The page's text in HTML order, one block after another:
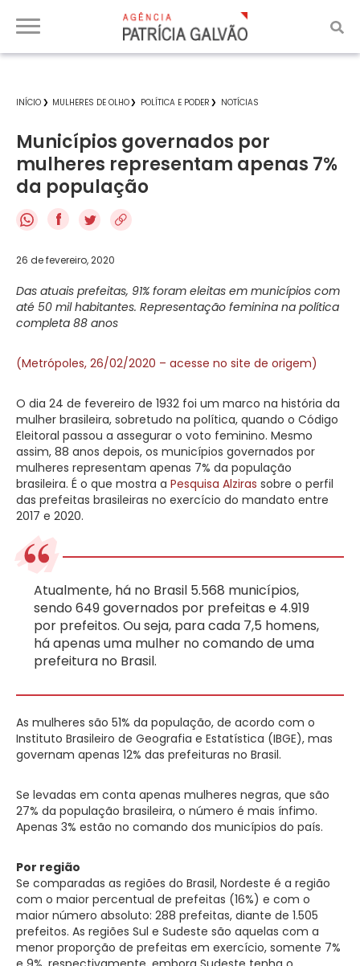
INÍCIO MULHERES DE OLHO POLÍTICA E PODER NOTÍCIAS
Municípios governados por
mulheres representam apenas 7%
da população
f
26 de fevereiro, 2020
Das atuais prefeitas, 91% foram eleitas em municípios com
até 50 mil habitantes. Representação feminina na política
completa 88 anos
(Metrópoles, 26/02/2020 – acesse no site de origem)
O dia 24 de fevereiro de 1932 foi um marco na história da
mulher brasileira, sobretudo na política, quando o Código
Eleitoral passou a assegurar o voto feminino. Mesmo
assim, 88 anos depois, os municípios governados por
mulheres representam apenas 7% da população
brasileira. É o que mostra a Pesquisa Alziras sobre o perfil
das prefeitas brasileiras no exercício do mandato entre
2017 e 2020.
Atualmente, há no Brasil 5.568 municípios,
sendo 649 governados por prefeitas e 4.919
por prefeitos. Ou seja, para cada 7,5 homens,
há apenas uma mulher no comando de uma
prefeitura no Brasil.
As mulheres são 51% da população, de acordo com o
Instituto Brasileiro de Geografia e Estatística (IBGE), mas
governam apenas 12% das prefeituras no Brasil.
Se levadas em conta apenas mulheres negras, que são
27% da população brasileira, o número é mais ínfimo.
Apenas 3% estão no comando dos municípios do país.
Por região
Se comparadas as regiões do Brasil, Nordeste é a região
com o maior percentual de prefeitas (16%) e com o
maior número absoluto: 288 prefeitas, diante de 1.505
prefeitos. As regiões Sul e Sudeste são aquelas com a
menor proporção de prefeitas em exercício, somente 7%